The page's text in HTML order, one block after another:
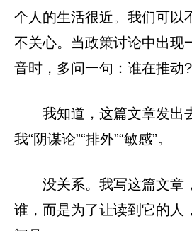
个人的生活很近。我们可以
不关心。当政策讨论中出现
音时，多问一句：谁在推动
我知道，这篇文章发出
我“阴谋论”“排外”“敏感”。
没关系。我写这篇文章
谁，而是为了让读到它的人